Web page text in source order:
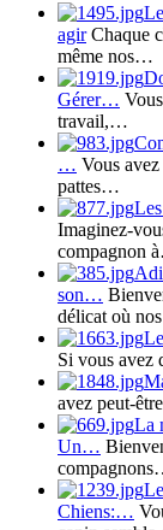
agirChaque
même nos…
Gérer…
travail,…
… Vous
pattes…
Imaginez-
compagnon
son…
délicat où
Si vous avez
avez peut-
La
Un…
Chiens:…